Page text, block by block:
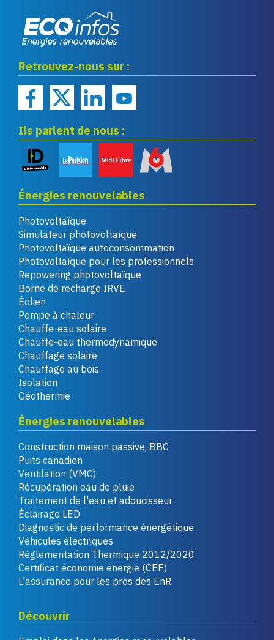
renouvelables
Retrouvez-nous sur :
Ils parlent de nous :
Énergies renouvelables
Photovoltaïque
Simulateur photovoltaïque
Photovoltaïque autoconsommation
Photovoltaïque pour les professionnels
Repowering photovoltaïque
Borne de recharge IRVE
Éolien
Pompe à chaleur
Chauffe-eau solaire
Chauffe-eau thermodynamique
Chauffage solaire
Chauffage au bois
Isolation
Géothermie
Énergies renouvelables
Construction maison passive, BBC
Puits canadien
Ventilation (VMC)
Récupération eau de pluie
Traitement de l'eau et adoucisseur
Éclairage LED
Diagnostic de performance énergétique
Véhicules électriques
Réglementation Thermique 2012/2020
Certificat économie énergie (CEE)
L'assurance pour les pros des EnR
Découvrir